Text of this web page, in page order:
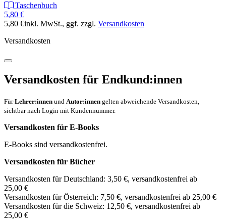
Taschenbuch
5,80 €
5,80 €inkl. MwSt., ggf. zzgl. Versandkosten
Versandkosten
Versandkosten für Endkund:innen
FürLehrer:innen und Autor:innen gelten abweichende Versandkosten,
sichtbar nach Login mit Kundennummer.
Versandkosten für E-Books
E-Books sind versandkostenfrei.
Versandkosten für Bücher
Versandkosten für Deutschland: 3,50 €, versandkostenfrei ab
25,00 €
Versandkosten für Österreich: 7,50 €, versandkostenfrei ab 25,00 €
Versandkosten für die Schweiz: 12,50 €, versandkostenfrei ab
25,00 €